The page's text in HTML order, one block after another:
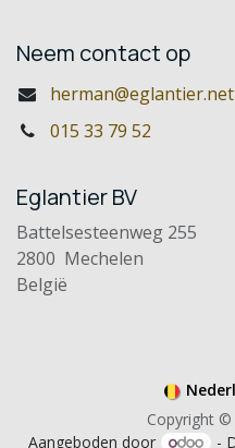
Neem contact op
herman@eglantier.net
015 33 79 52
Eglantier BV
Battelsesteenweg 255
2800 Mechelen
België
Copyright
Aangeboden door -